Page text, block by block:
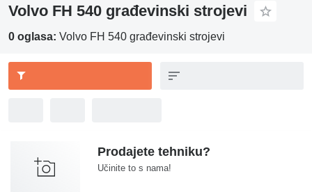
Volvo FH 540 građevinski strojevi
0 oglasa: Volvo FH 540 građevinski strojevi
Prodajete tehniku?
Učinite to s nama!